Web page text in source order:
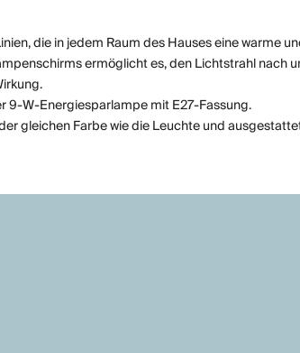
die in jedem Raum des Hauses eine warme
ermöglicht es, den Lichtstrahl nach
9-W-Energiesparlampe mit E27-Fassung.
gleichen Farbe wie die Leuchte und